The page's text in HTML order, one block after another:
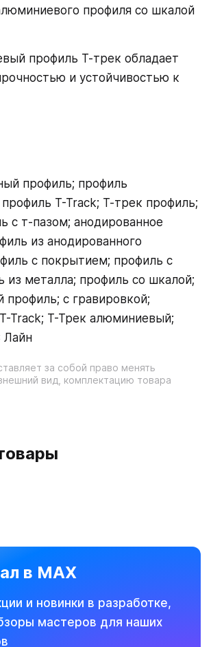
профиля со шкалой
профиль Т-трек обладает
и устойчивостью к
профиль; профиль
T-Track; Т-трек профиль;
с т-пазом; анодированное
из анодированного
с покрытием; профиль с
из металла; профиль со шкалой;
профиль; с гравировкой;
Track; Т-Трек алюминиевый;
Лайн
за собой право менять
вид, комплектацию товара
в MAX
и новинки в разработке,
мастеров для наших